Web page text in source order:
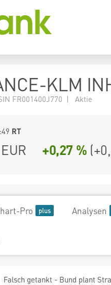
KLM
FR001400J770 | Aktie
RT
EUR +0,27 % (
Pro Analysen
Falsch getankt - Bund plant